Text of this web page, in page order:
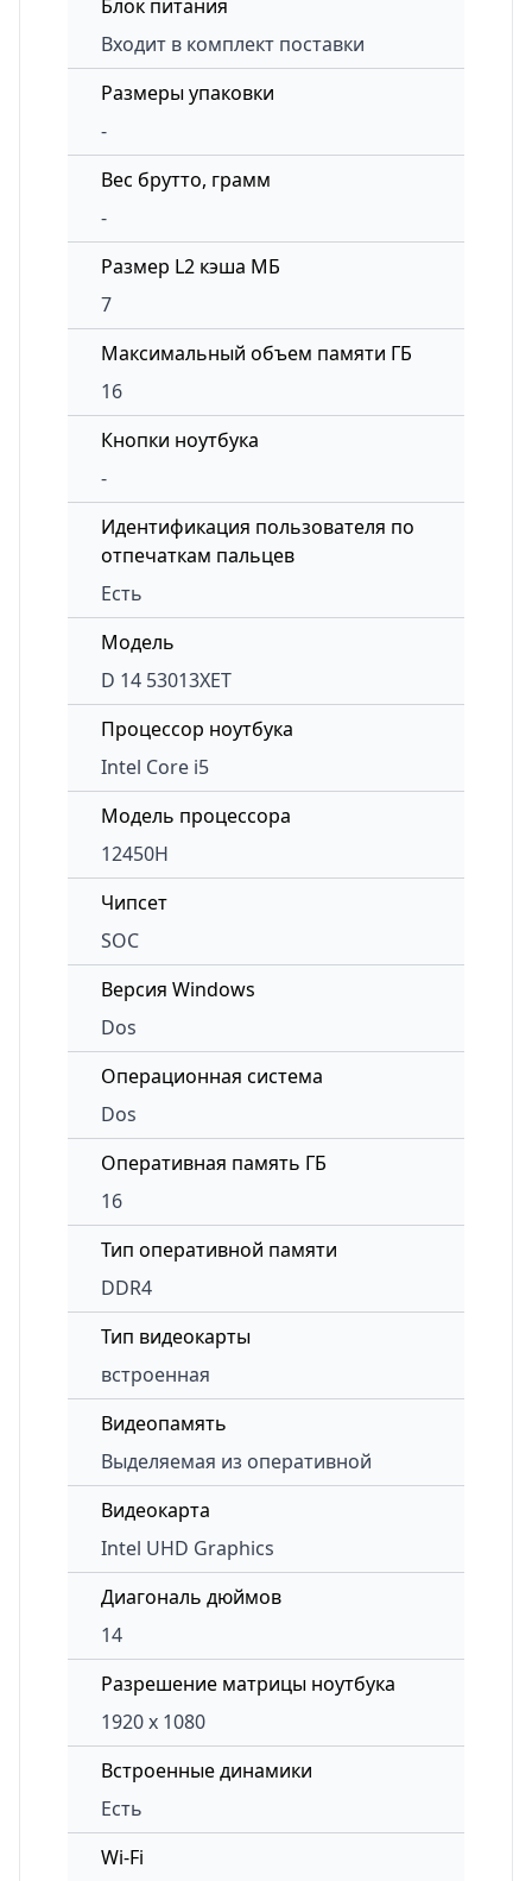
Блок питания
Входит в комплект поставки
Размеры упаковки
-
Вес брутто, грамм
-
Размер L2 кэша МБ
7
Максимальный объем памяти ГБ
16
Кнопки ноутбука
-
Идентификация пользователя по
отпечаткам пальцев
Есть
Модель
D 14 53013XET
Процессор ноутбука
Intel Core i5
Модель процессора
12450H
Чипсет
SOC
Версия Windows
Dos
Операционная система
Dos
Оперативная память ГБ
16
Тип оперативной памяти
DDR4
Тип видеокарты
встроенная
Видеопамять
Выделяемая из оперативной
Видеокарта
Intel UHD Graphics
Диагональ дюймов
14
Разрешение матрицы ноутбука
1920 x 1080
Встроенные динамики
Есть
Wi-Fi